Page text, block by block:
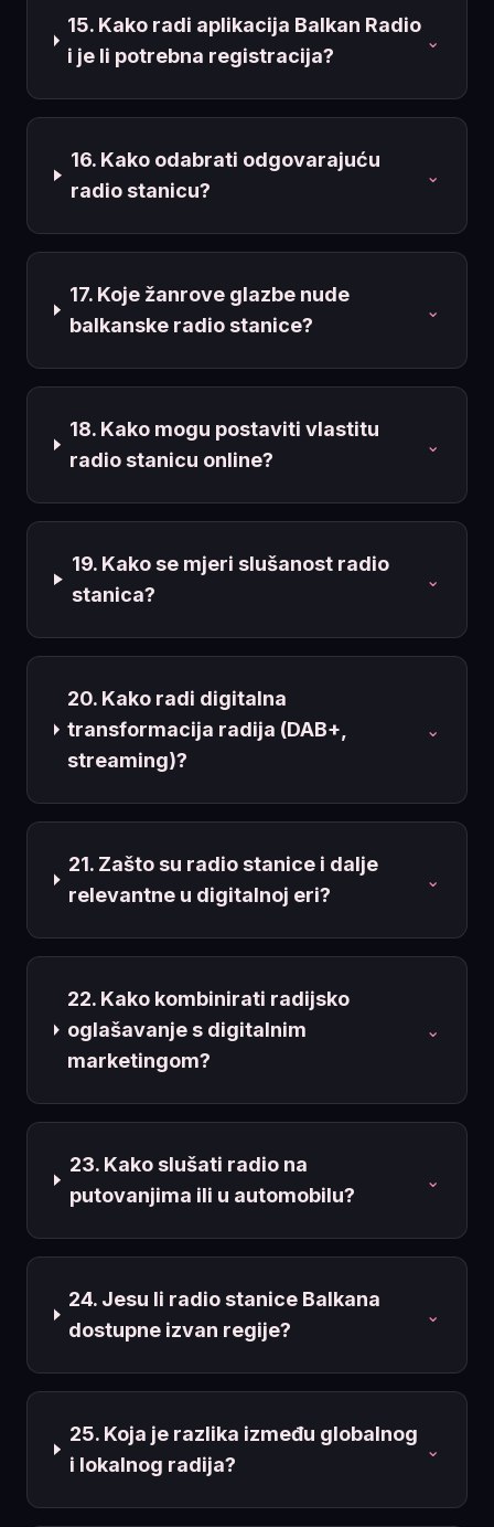
15. Kako radi aplikacija Balkan Radio
i je li potrebna registracija?
⌄
16. Kako odabrati odgovarajuću
radio stanicu?
⌄
17. Koje žanrove glazbe nude
balkanske radio stanice?
⌄
18. Kako mogu postaviti vlastitu
radio stanicu online?
⌄
19. Kako se mjeri slušanost radio
stanica?
⌄
20. Kako radi digitalna
transformacija radija (DAB+,
streaming)?
⌄
21. Zašto su radio stanice i dalje
relevantne u digitalnoj eri?
⌄
22. Kako kombinirati radijsko
oglašavanje s digitalnim
marketingom?
⌄
23. Kako slušati radio na
putovanjima ili u automobilu?
⌄
24. Jesu li radio stanice Balkana
dostupne izvan regije?
⌄
25. Koja je razlika između globalnog
i lokalnog radija?
⌄